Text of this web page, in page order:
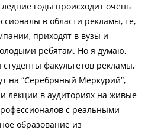
годы происходит очень
в области рекламы, те,
приходят в вузы и
ребятам. Но я думаю,
факультетов рекламы,
на “Серебряный Меркурий”,
лекции в аудиториях на живые
с реальными
образование из